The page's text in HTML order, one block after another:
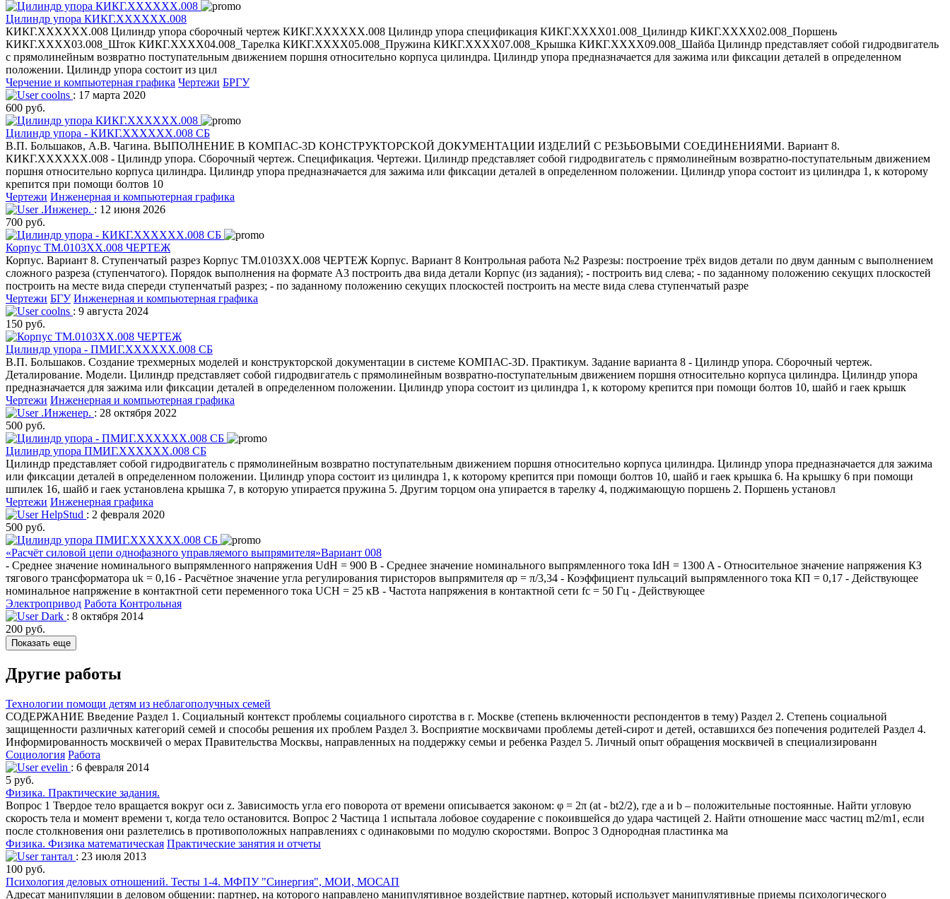
Цилиндр упора КИКГ.ХХХХХХ.008
КИКГ.ХХХХХХ.008 Цилиндр упора сборочный чертеж КИКГ.ХХХХХХ.008 Цилиндр упора спецификация КИКГ.ХХХХ01.008_Цилиндр КИКГ.ХХХХ02.008_Поршень
КИКГ.ХХХХ03.008_Шток КИКГ.ХХХХ04.008_Тарелка КИКГ.ХХХХ05.008_Пружина КИКГ.ХХХХ07.008_Крышка КИКГ.ХХХХ09.008_Шайба Цилиндр представляет cобой гидродвигатель
с прямолинейным возвратно поступательным движением поршня относительно корпуса цилиндра. Цилиндр упора предназначается для зажима или фиксации деталей в определенном
положении. Цилиндр упора состоит из цил
Черчение и компьютерная графика Чертежи БРГУ
coolns : 17 марта 2020
600 руб.
Цилиндр упора - КИКГ.ХХХХХХ.008 СБ
В.П. Большаков, А.В. Чагина. ВЫПОЛНЕНИЕ В КОМПАС-3D КОНСТРУКТОРСКОЙ ДОКУМЕНТАЦИИ ИЗДЕЛИЙ С РЕЗЬБОВЫМИ СОЕДИНЕНИЯМИ. Вариант 8.
КИКГ.ХХХХХХ.008 - Цилиндр упора. Сборочный чертеж. Спецификация. Чертежи. Цилиндр представляет cобой гидродвигатель с прямолинейным возвратно-поступательным движением
поршня относительно корпуса цилиндра. Цилиндр упора предназначается для зажима или фиксации деталей в определенном положении. Цилиндр упора состоит из цилиндра 1, к которому
крепится при помощи болтов 10
Чертежи Инженерная и компьютерная графика
.Инженер. : 12 июня 2026
700 руб.
Корпус ТМ.0103ХХ.008 ЧЕРТЕЖ
Корпус. Вариант 8. Ступенчатый разрез Корпус ТМ.0103ХХ.008 ЧЕРТЕЖ Корпус. Вариант 8 Контрольная работа №2 Разрезы: построение трёх видов детали по двум данным с выполнением
сложного разреза (ступенчатого). Порядок выполнения на формате А3 построить два вида детали Корпус (из задания); - построить вид слева; - по заданному положению секущих плоскостей
построить на месте вида спереди ступенчатый разрез; - по заданному положению секущих плоскостей построить на месте вида слева ступенчатый разре
Чертежи БГУ Инженерная и компьютерная графика
coolns : 9 августа 2024
150 руб.
Цилиндр упора - ПМИГ.ХХХХХХ.008 СБ
В.П. Большаков. Создание трехмерных моделей и конструкторской документации в системе КОМПАС-3D. Практикум. Задание варианта 8 - Цилиндр упора. Сборочный чертеж.
Деталирование. Модели. Цилиндр представляет cобой гидродвигатель с прямолинейным возвратно-поступательным движением поршня относительно корпуса цилиндра. Цилиндр упора
предназначается для зажима или фиксации деталей в определенном положении. Цилиндр упора состоит из цилиндра 1, к которому крепится при помощи болтов 10, шайб и гаек крышк
Чертежи Инженерная и компьютерная графика
.Инженер. : 28 октября 2022
500 руб.
Цилиндр упора ПМИГ.ХХХХХХ.008 СБ
Цилиндр представляет cобой гидродвигатель с прямолинейным возвратно поступательным движением поршня относительно корпуса цилиндра. Цилиндр упора предназначается для зажима
или фиксации деталей в определенном положении. Цилиндр упора состоит из цилиндра 1, к которому крепится при помощи болтов 10, шайб и гаек крышка 6. На крышку 6 при помощи
шпилек 16, шайб и гаек установлена крышка 7, в которую упирается пружина 5. Другим торцом она упирается в тарелку 4, поджимающую поршень 2. Поршень установл
Чертежи Инженерная графика
HelpStud : 2 февраля 2020
500 руб.
«Расчёт силовой цепи однофазного управляемого выпрямителя»Вариант 008
- Среднее значение номинального выпрямленного напряжения UdH = 900 В - Среднее значение номинального выпрямленного тока IdH = 1300 A - Относительное значение напряжения КЗ
тягового трансформатора uk = 0,16 - Расчётное значение угла регулирования тиристоров выпрямителя αр = π/3,34 - Коэффициент пульсаций выпрямленного тока КП = 0,17 - Действующее
номинальное напряжение в контактной сети переменного тока UСН = 25 кВ - Частота напряжения в контактной сети fc = 50 Гц - Действующее
Электропривод Работа Контрольная
Dark : 8 октября 2014
200 руб.
Показать еще
Другие работы
Технологии помощи детям из неблагополучных семей
СОДЕРЖАНИЕ Введение Раздел 1. Социальный контекст проблемы социального сиротства в г. Москве (степень включенности респондентов в тему) Раздел 2. Степень социальной
защищенности различных категорий семей и способы решения их проблем Раздел 3. Восприятие москвичами проблемы детей-сирот и детей, оставшихся без попечения родителей Раздел 4.
Информированность москвичей о мерах Правительства Москвы, направленных на поддержку семьи и ребенка Раздел 5. Личный опыт обращения москвичей в специализированн
Социология Работа
evelin : 6 февраля 2014
5 руб.
Физика. Практические задания.
Вопрос 1 Твердое тело вращается вокруг оси z. Зависимость угла его поворота от времени описывается законом: φ = 2π (at - bt2/2), где а и b – положительные постоянные. Найти угловую
скорость тела и момент времени τ, когда тело остановится. Вопрос 2 Частица 1 испытала лобовое соударение с покоившейся до удара частицей 2. Найти отношение масс частиц m2/m1, если
после столкновения они разлетелись в противоположных направлениях с одинаковыми по модулю скоростями. Вопрос 3 Однородная пластинка ма
Физика. Физика математическая Практические занятия и отчеты
тантал : 23 июля 2013
100 руб.
Психология деловых отношений. Тесты 1-4. МФПУ "Синергия", МОИ, МОСАП
Адресат манипуляции в деловом общении: партнер, на которого направлено манипулятивное воздействие партнер, который использует манипулятивные приемы психологического